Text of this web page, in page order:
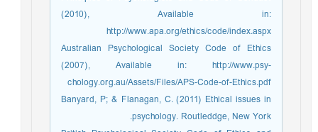
(2010), Available in:
http://www.apa.org/ethics/code/index.aspx
Australian Psychological Society Code of Ethics
(2007), Available in: http://www.psy-
chology.org.au/Assets/Files/APS-Code-of-Ethics.pdf
Banyard, P; & Flanagan, C. (2011) Ethical issues in
psychology. Routleddge, New York.